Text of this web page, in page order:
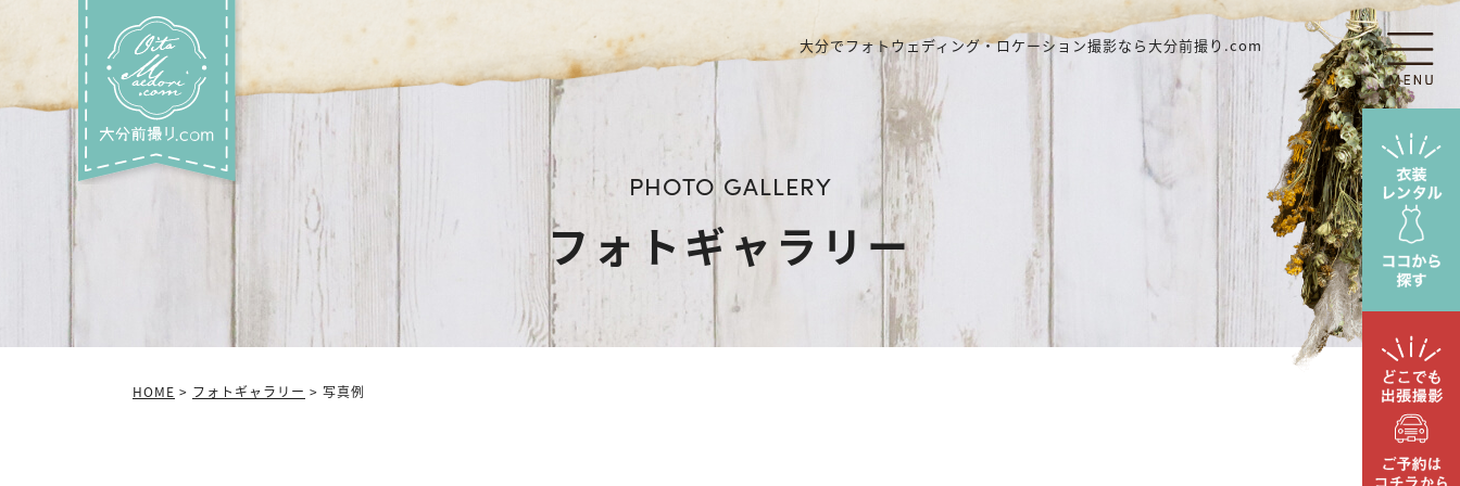
大分でフォトウェディング・ロケーション撮影なら大分前撮り.com
PHOTO GALLERY
フォトギャラリー
HOME > フォトギャラリー > 写真例